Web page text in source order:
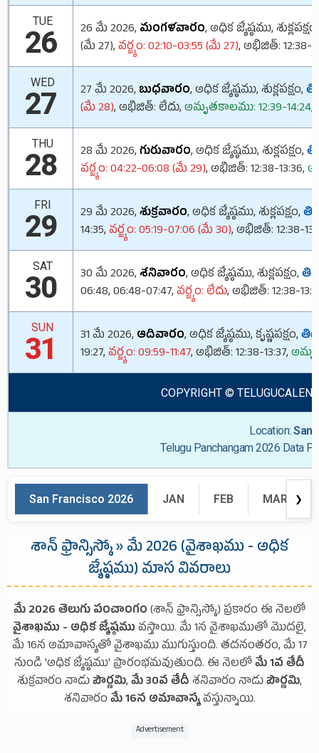
TUE
26 26 మే 2026, మంగళవారం, అధిక జ్యేష్ఠము,
(మే 27), వర్జ్యం: 02:10-03:55 (మే 27), అభిజిత్: 12:38-
WED
27 27 మే 2026, బుధవారం, అధిక జ్యేష్ఠము, శుక్లపక్షం,
(మే 28), అభిజిత్: లేదు, అమృతకాలము: 12:39-14:24,
THU
28 28 మే 2026, గురువారం, అధిక జ్యేష్ఠము, శుక్లపక్షం,
వర్జ్యం: 04:22-06:08 (మే 29), అభిజిత్: 12:38-13:36,
FRI
29 29 మే 2026, శుక్రవారం, అధిక జ్యేష్ఠము, శుక్లపక్షం,
14:35, వర్జ్యం: 05:19-07:06 (మే 30), అభిజిత్: 12:38-
SAT
30 30 మే 2026, శనివారం, అధిక జ్యేష్ఠము, శుక్లపక్షం,
06:48, 06:48-07:47, వర్జ్యం: లేదు, అభిజిత్: 12:38-
SUN
31 31 మే 2026, ఆదివారం, అధిక జ్యేష్ఠము, కృష్ణపక్షం,
19:27, వర్జ్యం: 09:59-11:47, అభిజిత్: 12:38-13:37,
COPYRIGHT ©
Location: San
Telugu Panchangam 2026 Data
San Francisco 2026 JAN FEB MAR ❯
శాన్ ఫ్రాన్సిస్కో » మే 2026 (వైశాఖము - అధిక
జ్యేష్ఠము) మాస వివరాలు
మే 2026 తెలుగు పంచాంగం (శాన్ ఫ్రాన్సిస్కో) ప్రకారం ఈ నెలలో
వైశాఖము - అధిక జ్యేష్ఠము వస్తాయి. మే 1న వైశాఖముతో మొదలై,
మే 16న అమావాస్యతో వైశాఖము ముగుస్తుంది. తదనంతరం, మే 17
నుండి 'అధిక జ్యేష్ఠము' ప్రారంభమవుతుంది. ఈ నెలలోమే 1వ తేదీ
శుక్రవారం నాడుపౌర్ణమి, మే 30వ తేదీ శనివారం నాడుపౌర్ణమి,
శనివారం మే 16న అమావాస్యవస్తున్నాయి.
Advertisement